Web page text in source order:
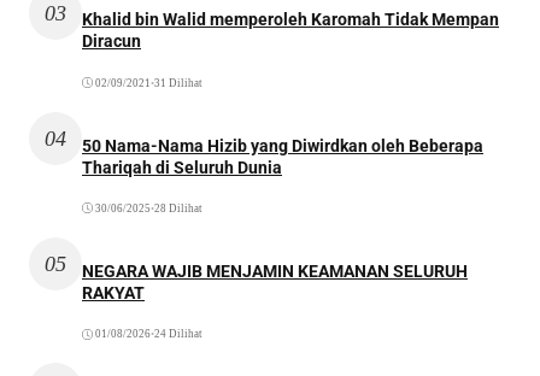
03
Khalid bin Walid memperoleh Karomah Tidak Mempan
Diracun
02/09/2021 •31 Dilihat
04
50 Nama-Nama Hizib yang Diwirdkan oleh Beberapa
Thariqah di Seluruh Dunia
30/06/2025 •28 Dilihat
05
NEGARA WAJIB MENJAMIN KEAMANAN SELURUH
RAKYAT
01/08/2026•24 Dilihat